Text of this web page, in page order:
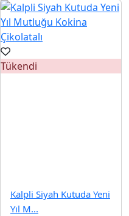
Tükendi
Kalpli Siyah Kutuda Yeni
Yıl M...